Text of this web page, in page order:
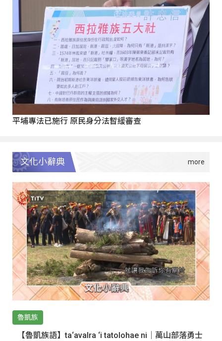
平埔專法已施行 原民身分法暫緩審查
文化小辭典
魯凱族
【魯凱族語】ta‘avalra ‘i tatolohae ni｜萬山部落勇士